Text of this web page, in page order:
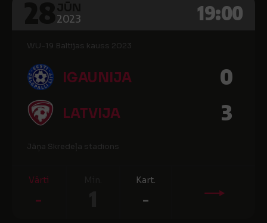
2023 19:00
WU-19 Baltijas kauss 2023
IGAUNIJA 0
LATVIJA 3
Jāņa Skredeļa stadions
Vārti
-
Kart.
-